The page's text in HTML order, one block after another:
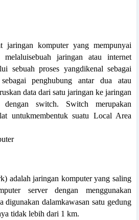
jaringan komputer yang mempunyai
jaringan atau internet
sebuah proses yangdikenal sebagai
penghubung antar dua atau
data dari satu jaringan ke jaringan
dengan switch. Switch merupakan
untukmembentuk suatu Local Area
adalah jaringan komputer yang saling
server dengan menggunakan
digunakan dalamkawasan satu gedung
tidak lebih dari 1 km.